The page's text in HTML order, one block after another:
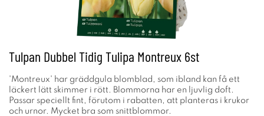
Tulpan Dubbel Tidig Tulipa Montreux 6st
'Montreux' har gräddgula blomblad, som ibland kan få ett
läckert lätt skimmer i rött. Blommorna har en ljuvlig doft.
Passar speciellt fint, förutom i rabatten, att planteras i krukor
och urnor. Mycket bra som snittblommor.